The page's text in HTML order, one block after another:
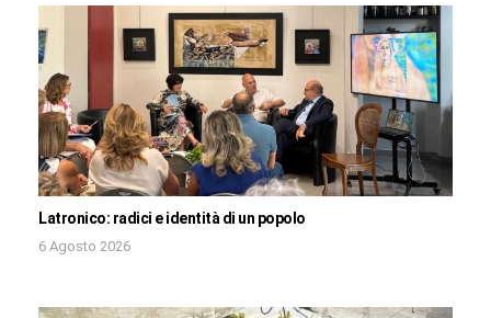
Latronico: radici e identità di un popolo
6 Agosto 2026